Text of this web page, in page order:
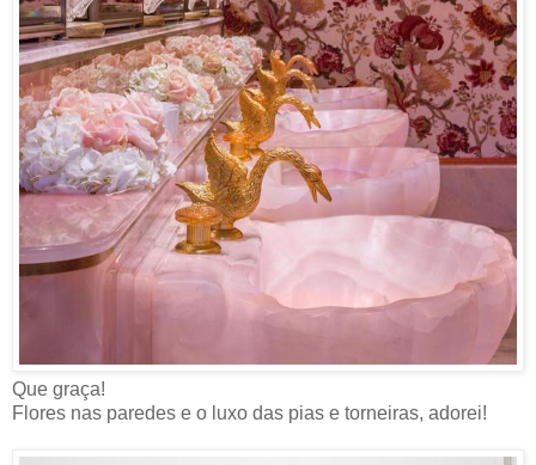
Que graça!
Flores nas paredes e o luxo das pias e torneiras, adorei!